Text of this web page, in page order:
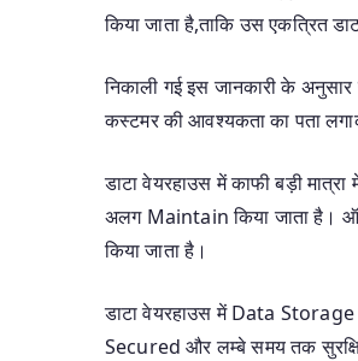
किया जाता है,ताकि उस एकत्रित
निकाली गई इस जानकारी के
कस्टमर की आवश्यकता का पता
डाटा वेयरहाउस में काफी बड़ी
अलग Maintain किया जाता है।
किया जाता है।
डाटा वेयरहाउस में Data
Secured और लम्बे समय तक